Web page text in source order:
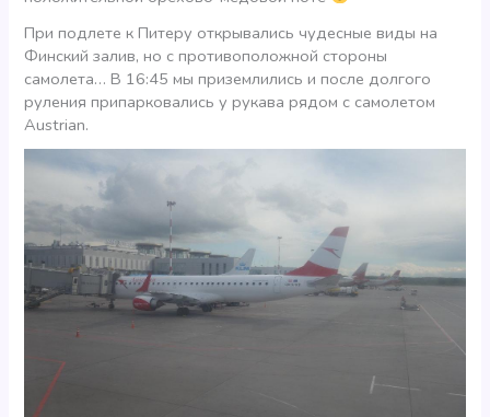
При подлете к Питеру открывались чудесные виды на
Финский залив, но с противоположной стороны
самолета… В 16:45 мы приземлились и после долгого
руления припарковались у рукава рядом с самолетом
Austrian.